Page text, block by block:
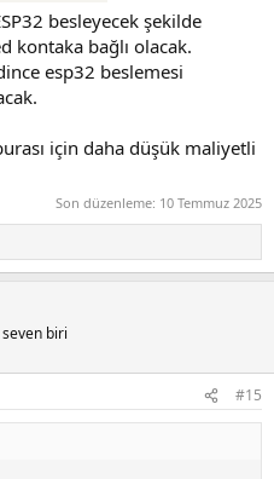
besleyecek şekilde
kontaka bağlı olacak.
esp32 beslemesi
için daha düşük maliyetli
Son düzenleme: 10 Temmuz 2025
biri
#15